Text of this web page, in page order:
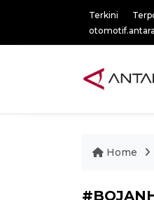
Terkini
Home